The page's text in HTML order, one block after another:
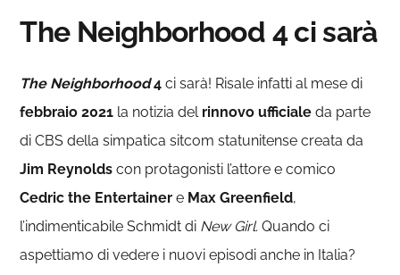
The Neighborhood 4 ci sarà
The Neighborhood 4 ci sarà! Risale infatti al mese di
febbraio 2021 la notizia del rinnovo ufficiale da parte
di CBS della simpatica sitcom statunitense creata da
Jim Reynolds con protagonisti l’attore e comico
Cedric the Entertainer e Max Greenfield,
l’indimenticabile Schmidt di New Girl.Quando ci
aspettiamo di vedere i nuovi episodi anche in Italia?